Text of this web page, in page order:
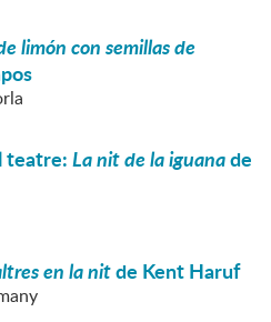
limón con semillas de
teatre:La nit de la iguanade
en la nitde Kent Haruf